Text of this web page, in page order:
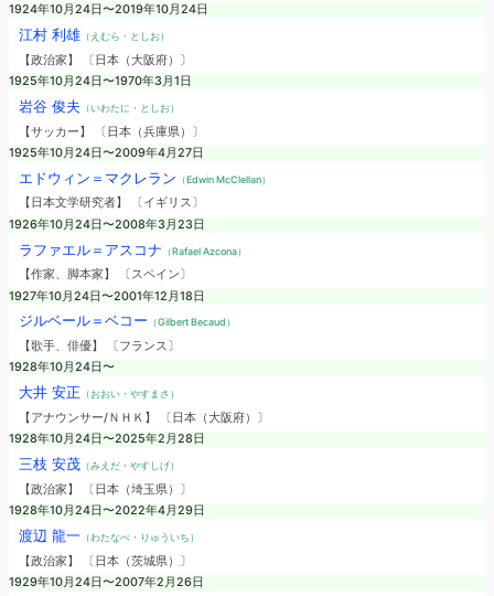
1924年10月24日〜2019年10月24日
江村 利雄（えむら・としお）
【政治家】 〔日本（大阪府）〕
1925年10月24日〜1970年3月1日
岩谷 俊夫 （いわたに・としお）
【サッカー】 〔日本（兵庫県）〕
1925年10月24日〜2009年4月27日
エドウィン＝マクレラン （Edwin McClellan）
【日本文学研究者】 〔イギリス〕
1926年10月24日〜2008年3月23日
ラファエル＝アスコナ （Rafael Azcona）
【作家、脚本家】 〔スペイン〕
1927年10月24日〜2001年12月18日
ジルベール＝ベコー （Gilbert Becaud）
【歌手、俳優】 〔フランス〕
1928年10月24日〜
大井 安正 （おおい・やすまさ）
【アナウンサー/ＮＨＫ】 〔日本（大阪府）〕
1928年10月24日〜2025年2月28日
三枝 安茂（みえだ・やすしげ）
【政治家】 〔日本（埼玉県）〕
1928年10月24日〜2022年4月29日
渡辺 龍一（わたなべ・りゅういち）
【政治家】 〔日本（茨城県）〕
1929年10月24日〜2007年2月26日